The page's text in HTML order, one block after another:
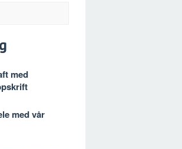
med
med vår